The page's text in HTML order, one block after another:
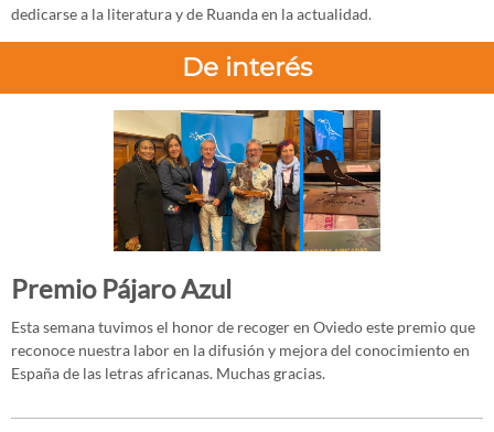
dedicarse a la literatura y de Ruanda en la actualidad.
De interés
Premio Pájaro Azul
Esta semana tuvimos el honor de recoger en Oviedo este premio que
reconoce nuestra labor en la difusión y mejora del conocimiento en
España de las letras africanas. Muchas gracias.